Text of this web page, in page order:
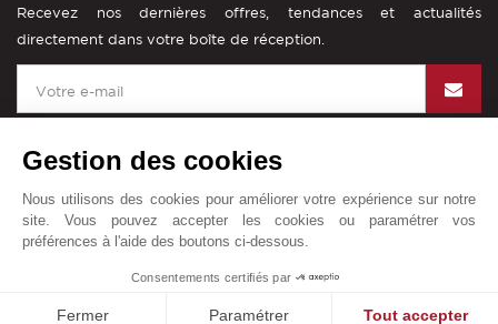
Recevez nos dernières offres, tendances et actualités
directement dans votre boîte de réception.
John Taylor dans le monde
Mentions légales Plan du site Contact
© John Taylor 2025. Tous droits réservés.
Gestion des cookies
Nous utilisons des cookies pour améliorer votre expérience sur notre
site. Vous pouvez accepter les cookies ou paramétrer vos
préférences à l'aide des boutons ci-dessous.
Consentements certifiés par
Fermer Paramétrer Tout accepter